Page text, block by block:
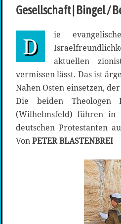
Gesellschaft | Bingel /
D
ie
aktuellen
vermissen lässt. Das ist
Nahen Osten einsetzen,
Die beiden Theologen
(Wilhelmsfeld) führen in
deutschen Protestanten
VonPETER BLASTENBREI